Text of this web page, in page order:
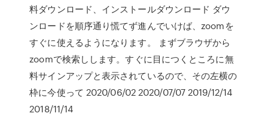
料ダウンロード、インストールダウンロード ダウ
ンロードを順序通り慌てず進んでいけば、zoomを
すぐに使えるようになります。 まずブラウザから
zoomで検索しします。すぐに目につくところに無
料サインアップと表示されているので、その左横の
枠に今使って 2020/06/02 2020/07/07 2019/12/14
2018/11/14